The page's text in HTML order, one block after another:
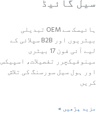
سیل گائیڈ
ہائیسک سے OEM تبدیلی
بیٹریوں اور B2B سپلائی کے
لیے آئی فون 17 بیٹری
مینوفیکچرر تفصیلات، اسپیکس
اور ہول سیل سورسنگ کی تلاش
کریں
مزید پڑھیں »